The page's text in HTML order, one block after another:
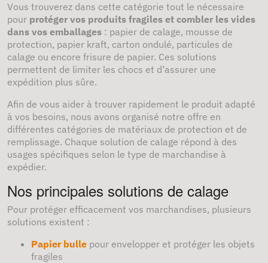
Vous trouverez dans cette catégorie tout le nécessaire
pour protéger vos produits fragiles et combler les vides
dans vos emballages : papier de calage, mousse de
protection, papier kraft, carton ondulé, particules de
calage ou encore frisure de papier. Ces solutions
permettent de limiter les chocs et d’assurer une
expédition plus sûre.
Afin de vous aider à trouver rapidement le produit adapté
à vos besoins, nous avons organisé notre offre en
différentes catégories de matériaux de protection et de
remplissage. Chaque solution de calage répond à des
usages spécifiques selon le type de marchandise à
expédier.
Nos principales solutions de calage
Pour protéger efficacement vos marchandises, plusieurs
solutions existent :
Papier bulle pour envelopper et protéger les objets
fragiles